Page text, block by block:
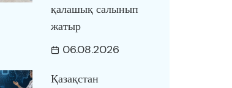
қалашық салынып
жатыр
06.08.2026
Қазақстан